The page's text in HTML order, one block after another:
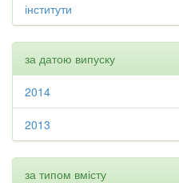
інститути
за датою випуску
2014
2013
за типом вмісту